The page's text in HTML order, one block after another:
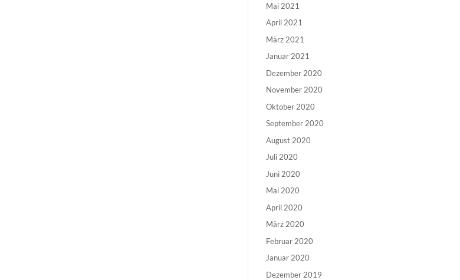
Mai 2021
April 2021
März 2021
Januar 2021
Dezember 2020
November 2020
Oktober 2020
September 2020
August 2020
Juli 2020
Juni 2020
Mai 2020
April 2020
März 2020
Februar 2020
Januar 2020
Dezember 2019